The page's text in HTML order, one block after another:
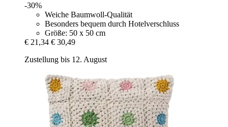
-30%
Weiche Baumwoll-Qualität
Besonders bequem durch Hotelverschluss
Größe: 50 x 50 cm
€ 21,34 € 30,49
Zustellung bis 12. August